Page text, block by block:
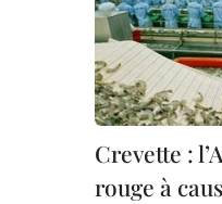
Crevette :
rouge à